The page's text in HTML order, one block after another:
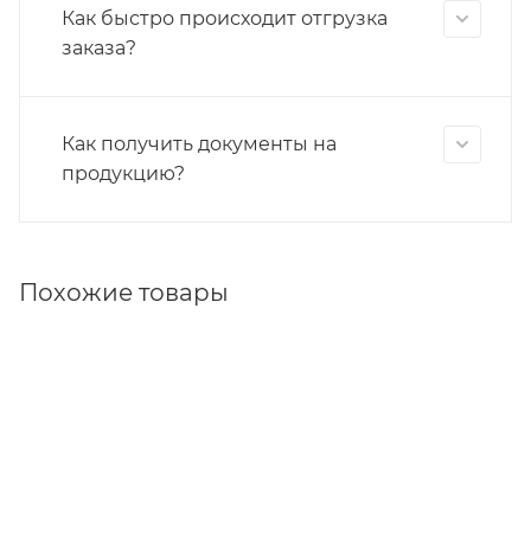
Как быстро происходит отгрузка
заказа?
Как получить документы на
продукцию?
Похожие товары